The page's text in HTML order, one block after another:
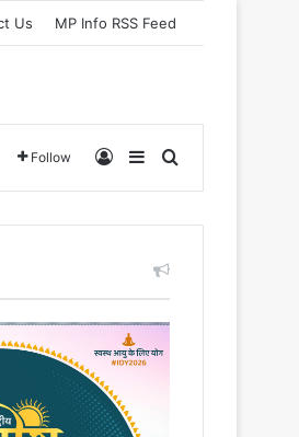
Us MP Info RSS Feed
Follow Log InSidebarSearch for